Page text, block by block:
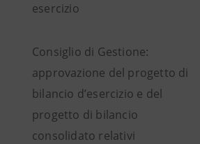
esercizio
Consiglio di Gestione:
approvazione del progetto di
bilancio d’esercizio e del
progetto di bilancio
consolidato relativi